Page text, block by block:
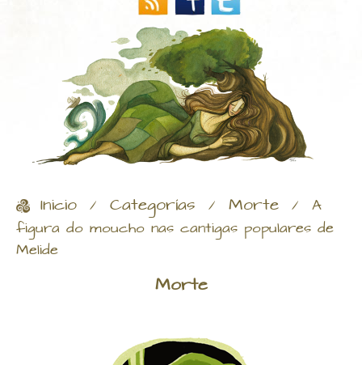
Inicio / Categorías / Morte / A
figura do moucho nas cantigas populares de
Melide
Morte